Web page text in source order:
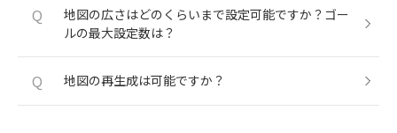
Q
地図の広さはどのくらいまで設定可能ですか？ゴー
ルの最大設定数は？
Q 地図の再生成は可能ですか？